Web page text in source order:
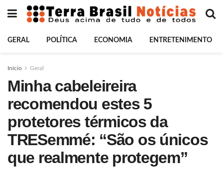
GERAL POLÍTICA ECONOMIA ENTRETENIMENTO
Início Geral
Minha cabeleireira
recomendou estes 5
protetores térmicos da
TRESemmé: “São os únicos
que realmente protegem”